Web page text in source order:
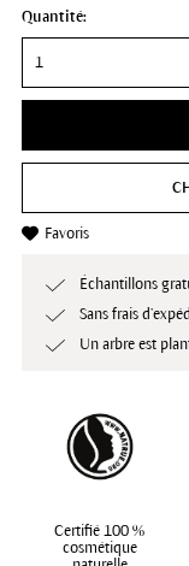
Quantité:
Favoris
Échantillons
Sans frais
Un arbre est
Certifié 100 %
cosmétique